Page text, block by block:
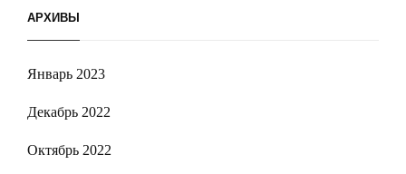
АРХИВЫ
Январь 2023
Декабрь 2022
Октябрь 2022